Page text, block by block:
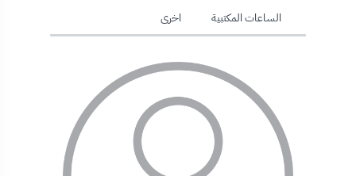
الساعات المكتبية اخرى